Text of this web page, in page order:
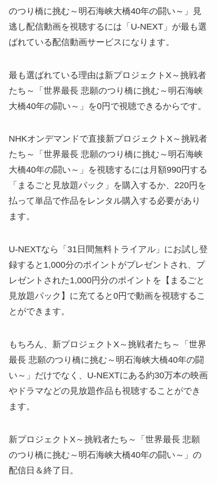
のつり橋に挑む～明石海峡大橋40年の闘い～」見
逃し配信動画を視聴するには「U-NEXT」が最も選
ばれている配信動画サービスになります。
最も選ばれている理由は新プロジェクトX～挑戦者
たち～「世界最長 悲願のつり橋に挑む～明石海峡
大橋40年の闘い～」を0円で視聴できるからです。
NHKオンデマンドで直接新プロジェクトX～挑戦者
たち～「世界最長 悲願のつり橋に挑む～明石海峡
大橋40年の闘い～」を視聴するには月額990円する
「まるごと見放題パック」を購入するか、220円を
払って単品で作品をレンタル購入する必要があり
ます。
U-NEXTなら「31日間無料トライアル」にお試し登
録すると1,000分のポイントがプレゼントされ、プ
レゼントされた1,000円分のポイントを【まるごと
見放題パック】に充てると0円で動画を視聴するこ
とができます。
もちろん、新プロジェクトX～挑戦者たち～「世界
最長 悲願のつり橋に挑む～明石海峡大橋40年の闘
い～」だけでなく、U-NEXTにある約30万本の映画
やドラマなどの見放題作品も視聴することができ
ます。
新プロジェクトX～挑戦者たち～「世界最長 悲願
のつり橋に挑む～明石海峡大橋40年の闘い～」の
配信日＆終了日。